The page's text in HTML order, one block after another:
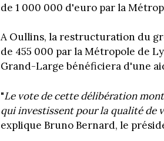
de 1 000 000 d'euro par la
A Oullins, la restructuration du
de 455 000 par la Métropole de
Grand-Large bénéficiera d'une
"Le vote de cette délibération
qui investissent pour la qualité de
explique Bruno Bernard, le